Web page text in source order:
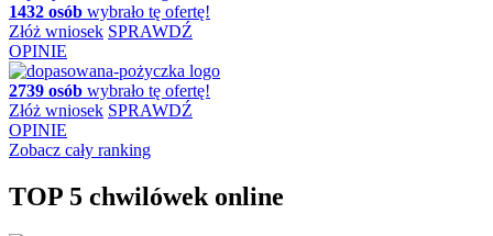
1432 osób wybrało tę ofertę!
Złóż wniosek SPRAWDŹ
OPINIE
2739 osób wybrało tę ofertę!
Złóż wniosek SPRAWDŹ
OPINIE
Zobacz cały ranking
TOP 5 chwilówek online